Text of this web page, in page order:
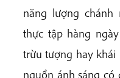
năng lượng
thực tập hàng
trừu tượng hay khái
nguồn ánh sáng